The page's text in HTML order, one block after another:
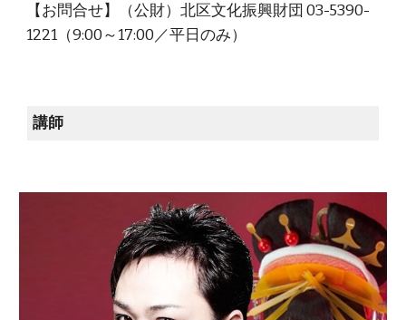
【お問合せ】（公財）北区文化振興財団 03-5390-
1221（9:00～17:00／平日のみ）
講師